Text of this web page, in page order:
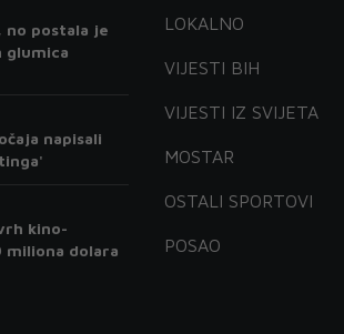
no postala je
glumica
napisali
kino-
miliona dolara
LOKALNO
VIJESTI BIH
VIJESTI IZ SVIJETA
MOSTAR
OSTALI SPORTOVI
POSAO